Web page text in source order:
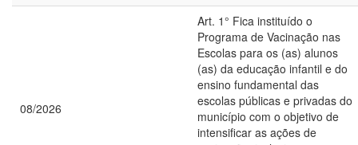
08/2026
Art. 1° Fica instituído o
Programa de Vacinação nas
Escolas para os (as) alunos
(as) da educação infantil e do
ensino fundamental das
escolas públicas e privadas do
município com o objetivo de
intensificar as ações de